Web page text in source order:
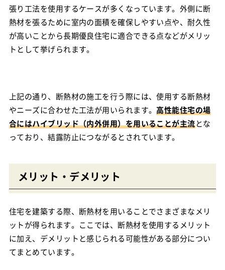
張り工法を使用するケースが多くなっています。外側に断
熱材を張るために室内の面積を確保しやすい点や、耐久性
が高いことから長期優良住宅に適合できる点などがメリッ
トとして挙げられます。
上記の通り、断熱材の施工を行う際には、使用する断熱材
やニーズに合わせた工法が用いられます。高性能住宅の場
合にはハイブリッド（内外併用）を用いることが主流とな
っており、結露防止につながるとされています。
メリット・デメリット
住宅を建築する際、断熱材を用いることでさまざまなメリ
ットが得られます。ここでは、断熱材を使用するメリット
に加え、デメリットと感じられる可能性がある部分につい
てまとめています。